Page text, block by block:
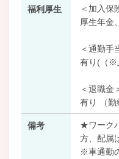
福利厚生
＜加入保
厚生年金
＜通勤手
有り(（※
＜退職金
有り （勤
備考
★ワーク
方、配属
※車通勤